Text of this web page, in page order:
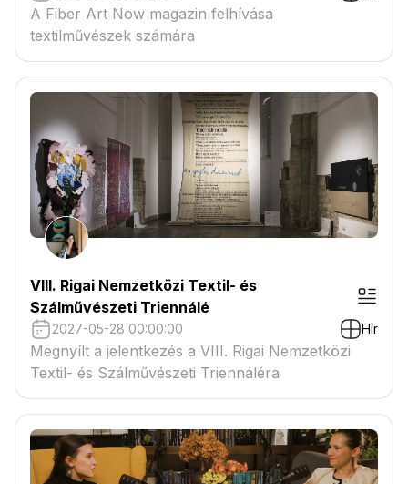
A Fiber Art Now magazin felhívása
textilművészek számára
VIII. Rigai Nemzetközi Textil- és
Szálművészeti Triennálé
2027-05-28 00:00:00 Hír
Megnyílt a jelentkezés a VIII. Rigai Nemzetközi
Textil- és Szálművészeti Triennáléra